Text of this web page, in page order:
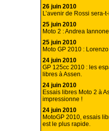
26 juin 2010
L’avenir de Rossi sera-
25 juin 2010
Moto 2 : Andrea
25 juin 2010
Moto GP 2010 :
24 juin 2010
GP 125cc 2010 : les
libres à Assen.
24 juin 2010
Essais libres Moto 2 à
impressionne !
24 juin 2010
MotoGP 2010, essais
est le plus rapide.